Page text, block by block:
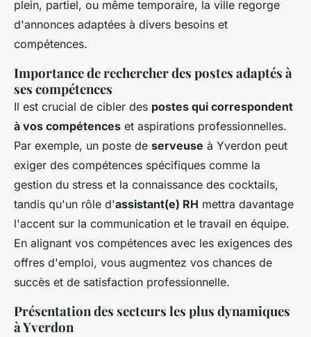
plein, partiel, ou même temporaire, la ville regorge
d'annonces adaptées à divers besoins et
compétences.
Importance de rechercher des postes adaptés à
ses compétences
Il est crucial de cibler des postes qui correspondent
à vos compétences et aspirations professionnelles.
Par exemple, un poste de serveuse à Yverdon peut
exiger des compétences spécifiques comme la
gestion du stress et la connaissance des cocktails,
tandis qu'un rôle d'assistant(e) RH mettra davantage
l'accent sur la communication et le travail en équipe.
En alignant vos compétences avec les exigences des
offres d'emploi, vous augmentez vos chances de
succès et de satisfaction professionnelle.
Présentation des secteurs les plus dynamiques
à Yverdon